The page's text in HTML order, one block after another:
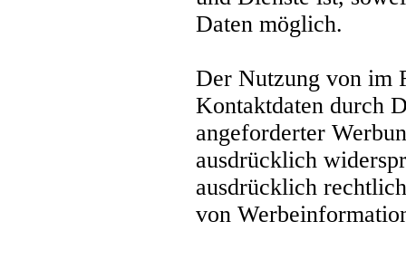
Daten möglich.
Der Nutzung von im
Kontaktdaten durch
angeforderter
ausdrücklich
ausdrücklich
von